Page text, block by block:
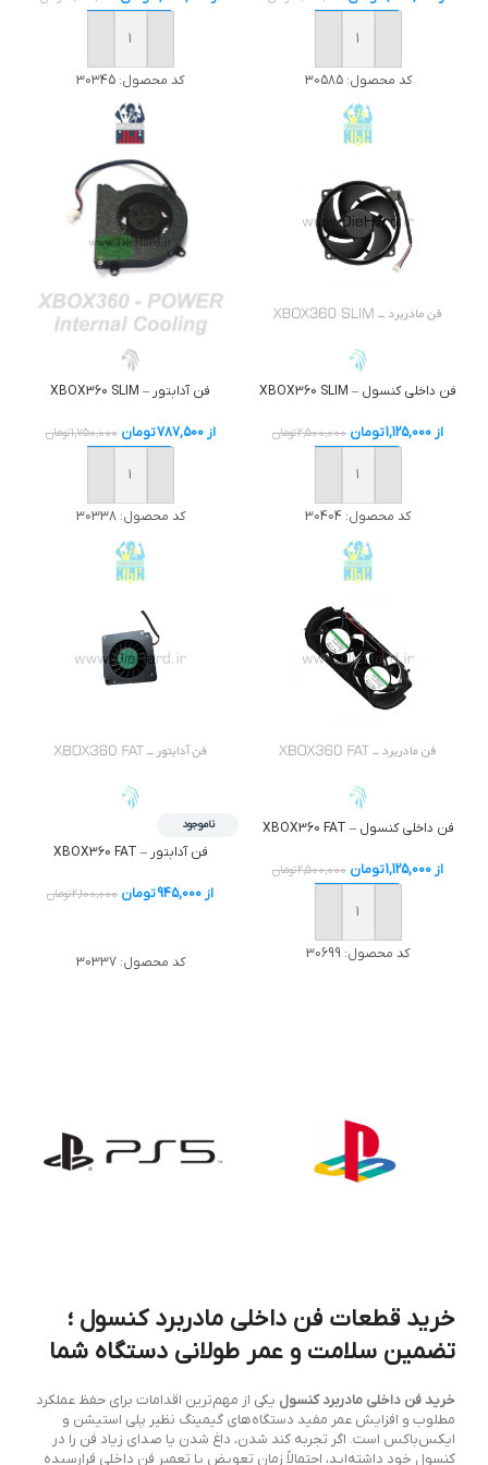
خرید
کد محصول:30585
خرید
کد محصول: 30345
فن داخلی کنسول – XBOX360 SLIM
از1,125,000تومان 2,500,000تومان
خرید
کد محصول: 30404
فن آدابتور – XBOX360 SLIM
از787,500تومان 1,750,000تومان
خرید
کد محصول:30338
فن داخلی کنسول – XBOX360 FAT
از1,125,000تومان 2,500,000تومان
خرید
کد محصول: 30699
ناموجود
فن آدابتور – XBOX360 FAT
از945,000تومان 2,100,000تومان
کد محصول:30337
خرید قطعات فن داخلی مادربرد کنسول ؛
تضمین سلامت و عمر طولانی دستگاه شما
خرید فن داخلی مادربرد کنسول یکی از مهم‌ترین اقدامات برای حفظ عملکرد
مطلوب و افزایش عمر مفید دستگاه‌های گیمینگ نظیر پلی استیشن و
ایکس‌باکس است. اگر تجربه کند شدن، داغ شدن یا صدای زیاد فن را در
کنسول خود داشته‌اید، احتمالاً زمان تعویض یا تعمیر فن داخلی فرارسیده